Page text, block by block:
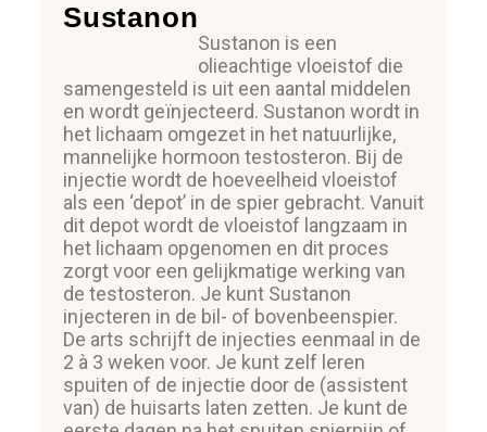
Sustanon
Sustanon is een
olieachtige vloeistof die
samengesteld is uit een aantal middelen
en wordt geïnjecteerd. Sustanon wordt in
het lichaam omgezet in het natuurlijke,
mannelijke hormoon testosteron. Bij de
injectie wordt de hoeveelheid vloeistof
als een ‘depot’ in de spier gebracht. Vanuit
dit depot wordt de vloeistof langzaam in
het lichaam opgenomen en dit proces
zorgt voor een gelijkmatige werking van
de testosteron. Je kunt Sustanon
injecteren in de bil- of bovenbeenspier.
De arts schrijft de injecties eenmaal in de
2 à 3 weken voor. Je kunt zelf leren
spuiten of de injectie door de (assistent
van) de huisarts laten zetten. Je kunt de